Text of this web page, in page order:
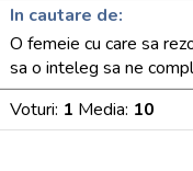
In cautare de:
O femeie cu care sa
sa o inteleg sa ne
Voturi: 1 Media: 10